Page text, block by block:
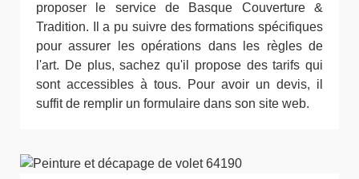
proposer le service de Basque Couverture &
Tradition. Il a pu suivre des formations spécifiques
pour assurer les opérations dans les règles de
l'art. De plus, sachez qu'il propose des tarifs qui
sont accessibles à tous. Pour avoir un devis, il
suffit de remplir un formulaire dans son site web.